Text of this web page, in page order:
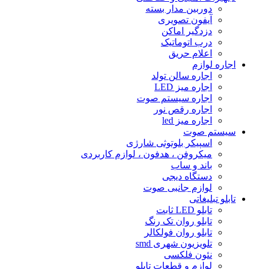
دوربین مدار بسته
آیفون تصویری
دزدگیر اماکن
درب اتوماتیک
اعلام حریق
اجاره لوازم
اجاره سالن تولد
اجاره میز LED
اجاره سیستم صوت
اجاره رقص نور
اجاره میز led
سیستم صوت
اسپیکر بلوتوثى شارژى
میکروفن ، هدفون ، لوازم کاربردى
باند و ساب
دستگاه دیجى
لوازم جانبی صوت
تابلو تبلیغاتى
تابلو LED ثابت
تابلو روان تک رنگ
تابلو روان فولکالر
تلویزیون شهرى smd
نئون فلکسی
لوازم و قطعات تابلو